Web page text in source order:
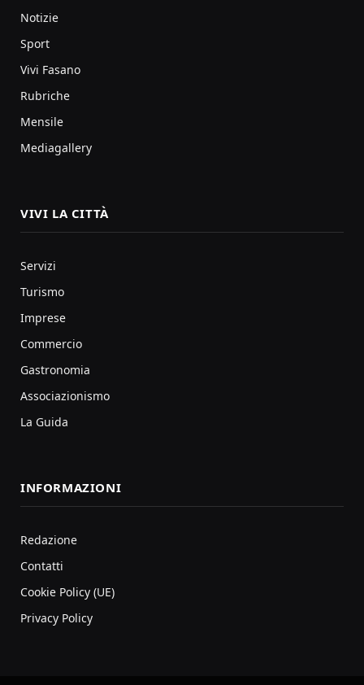
Notizie
Sport
Vivi Fasano
Rubriche
Mensile
Mediagallery
VIVI LA CITTÀ
Servizi
Turismo
Imprese
Commercio
Gastronomia
Associazionismo
La Guida
INFORMAZIONI
Redazione
Contatti
Cookie Policy (UE)
Privacy Policy